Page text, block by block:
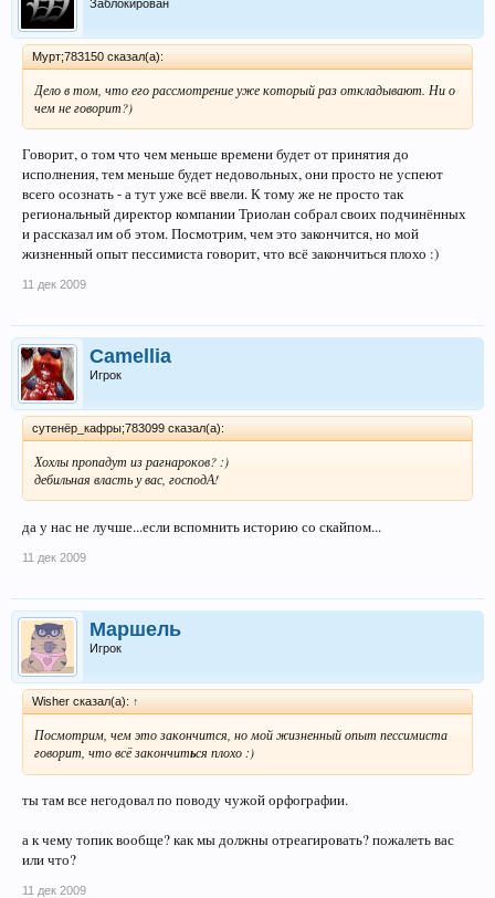
Заблокирован
Мурт;783150 сказал(а):
Дело в том, что его рассмотрение уже который раз откладывают. Ни о
чем не говорит?)
Говорит, о том что чем меньше времени будет от принятия до
исполнения, тем меньше будет недовольных, они просто не успеют
всего осознать - а тут уже всё ввели. К тому же не просто так
региональный директор компании Триолан собрал своих подчинённых
и рассказал им об этом. Посмотрим, чем это закончится, но мой
жизненный опыт пессимиста говорит, что всё закончиться плохо :)
11 дек 2009
Camellia
Игрок
сутенёр_кафры;783099 сказал(а):
Хохлы пропадут из рагнароков? :)
дебильная власть у вас, господА!
да у нас не лучше...если вспомнить историю со скайпом...
11 дек 2009
Маршель
Игрок
Wisher сказал(а): ↑
Посмотрим, чем это закончится, но мой жизненный опыт пессимиста
говорит, что всё закончиться плохо :)
ты там все негодовал по поводу чужой орфографии.
а к чему топик вообще? как мы должны отреагировать? пожалеть вас
или что?
11 дек 2009